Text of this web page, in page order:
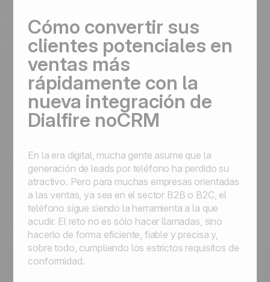
Cómo convertir sus
clientes potenciales en
ventas más
rápidamente con la
nueva integración de
Dialfire noCRM
En la era digital, mucha gente asume que la
generación de leads por teléfono ha perdido su
atractivo. Pero para muchas empresas orientadas
a las ventas, ya sea en el sector B2B o B2C, el
teléfono sigue siendo la herramienta a la que
acudir. El reto no es sólo hacer llamadas, sino
hacerlo de forma eficiente, fiable y precisa y,
sobre todo, cumpliendo los estrictos requisitos de
conformidad.